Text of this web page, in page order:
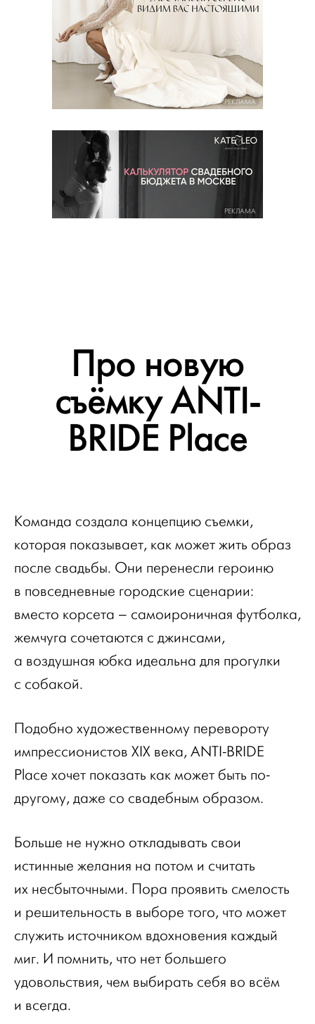
РЕКЛАМА
РЕКЛАМА
Про новую
съёмку ANTI-
BRIDE Place
Команда создала концепцию съемки,
которая показывает, как может жить образ
после свадьбы. Они перенесли героиню
в повседневные городские сценарии:
вместо корсета – самоироничная футболка,
жемчуга сочетаются с джинсами,
а воздушная юбка идеальна для прогулки
с собакой.
Подобно художественному перевороту
импрессионистов XIX века, ANTI-BRIDE
Place хочет показать как может быть по-
другому, даже со свадебным образом.
Больше не нужно откладывать свои
истинные желания на потом и считать
их несбыточными. Пора проявить смелость
и решительность в выборе того, что может
служить источником вдохновения каждый
миг. И помнить, что нет большего
удовольствия, чем выбирать себя во всём
и всегда.